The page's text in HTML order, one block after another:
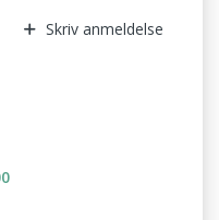
Skriv anmeldelse